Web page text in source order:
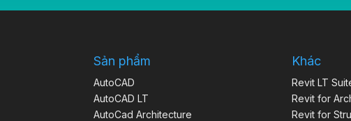
Sản phẩm
AutoCAD
AutoCAD LT
AutoCad Architecture
Khác
Revit LT
Revit for
Revit for